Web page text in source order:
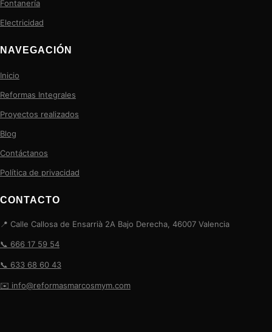
Fontanería
Electricidad
NAVEGACIÓN
Inicio
Reformas Integrales
Proyectos realizados
Blog
Contáctanos
Política de privacidad
CONTACTO
📍 Calle Callosa de Ensarrià 2A Bajo Derecha, 46007 Valencia
📞 666 17 59 54
📞 633 68 60 43
✉️ info@reformasmarcosmym.com